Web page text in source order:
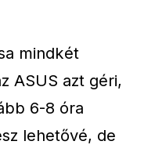
mindkét
ASUS azt géri,
6-8 óra
lehetővé, de